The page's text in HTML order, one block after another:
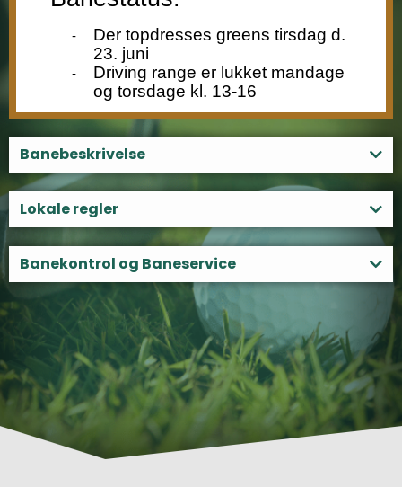
Banebeskrivelse
Lokale regler
Banekontrol og Baneservice